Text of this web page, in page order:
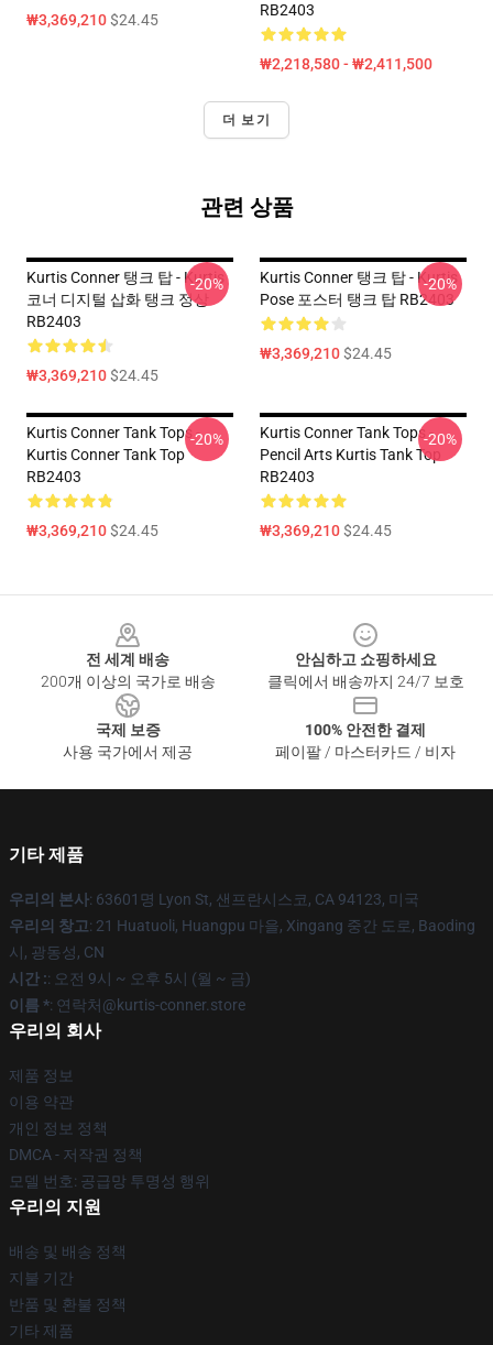
₩3,369,210$24.45
RB2403
₩2,218,580 - ₩2,411,500
더 보기
관련 상품
Kurtis Conner 탱크 탑 - Kurtis
코너 디지털 삽화 탱크 정상
RB2403
₩3,369,210$24.45
-20%
Kurtis Conner 탱크 탑 - Kurtis
Pose 포스터 탱크 탑 RB2403
₩3,369,210$24.45
-20%
Kurtis Conner Tank Tops -
Kurtis Conner Tank Top
RB2403
₩3,369,210$24.45
-20%
Kurtis Conner Tank Tops -
Pencil Arts Kurtis Tank Top
RB2403
₩3,369,210$24.45
-20%
전 세계 배송
200개 이상의 국가로 배송
안심하고 쇼핑하세요
클릭에서 배송까지 24/7 보호
국제 보증
사용 국가에서 제공
100% 안전한 결제
페이팔 / 마스터카드 / 비자
기타 제품
우리의 본사: 63601명 Lyon St, 샌프란시스코, CA 94123, 미국
우리의 창고: 21 Huatuoli, Huangpu 마을, Xingang 중간 도로, Baoding
시, 광동성, CN
시간 :: 오전 9시 ~ 오후 5시 (월 ~ 금)
이름 *: 연락처@kurtis-conner.store
우리의 회사
제품 정보
이용 약관
개인 정보 정책
DMCA - 저작권 정책
모델 번호: 공급망 투명성 행위
우리의 지원
배송 및 배송 정책
지불 기간
반품 및 환불 정책
기타 제품